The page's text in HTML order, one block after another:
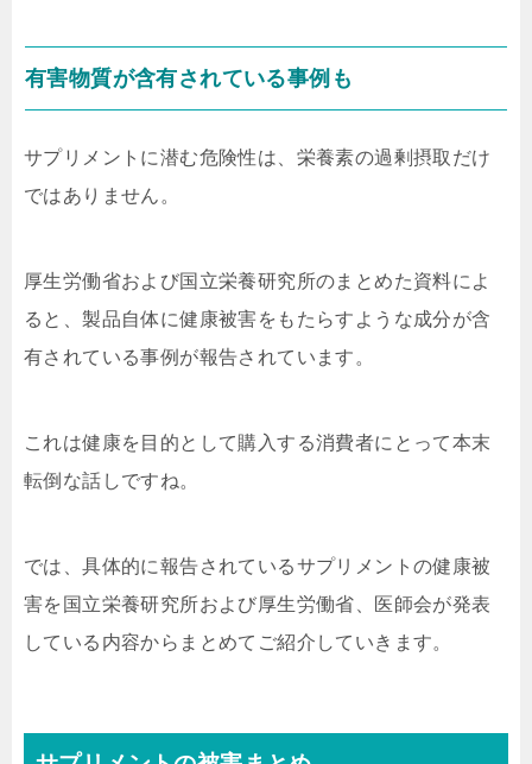
有害物質が含有されている事例も
サプリメントに潜む危険性は、栄養素の過剰摂取だけ
ではありません。
厚生労働省および国立栄養研究所のまとめた資料によ
ると、製品自体に健康被害をもたらすような成分が含
有されている事例が報告されています。
これは健康を目的として購入する消費者にとって本末
転倒な話しですね。
では、具体的に報告されているサプリメントの健康被
害を国立栄養研究所および厚生労働省、医師会が発表
している内容からまとめてご紹介していきます。